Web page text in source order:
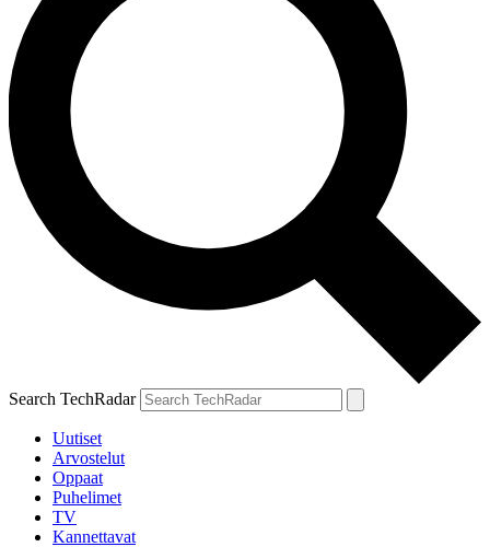
Search TechRadar
Uutiset
Arvostelut
Oppaat
Puhelimet
TV
Kannettavat